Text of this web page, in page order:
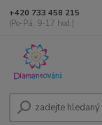
+420 733 458 215
(Po-Pá, 9-17 hod.)